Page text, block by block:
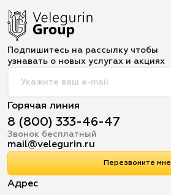
Подпишитесь на рассылку чтобы
узнавать о новых услугах и акциях
Горячая линия
8 (800) 333-46-47
Звонок бесплатный
mail@velegurin.ru
Перезвоните мне
Адрес